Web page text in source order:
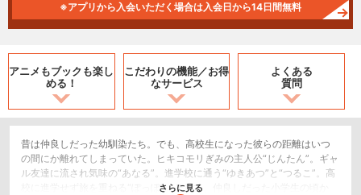
※アプリから入会いただく場合は入会日から14日間無料
アニメもブックも楽し
める！
こだわりの機能／お得
なサービス
よくある
質問
昔は仲良しだった幼馴染たち。でも、高校生になった彼らの距離はいつ
の間にか離れてしまっていた。ヒキコモリぎみの主人公“じんたん”。ギャ
ル友達に流され気味の“あなる”。進学校に通う“ゆきあつ”と“つるこ”。高
校に進学せず旅を重ねる“ぽっぽ”。そして、仲良しだった小学生の頃か
さらに見る